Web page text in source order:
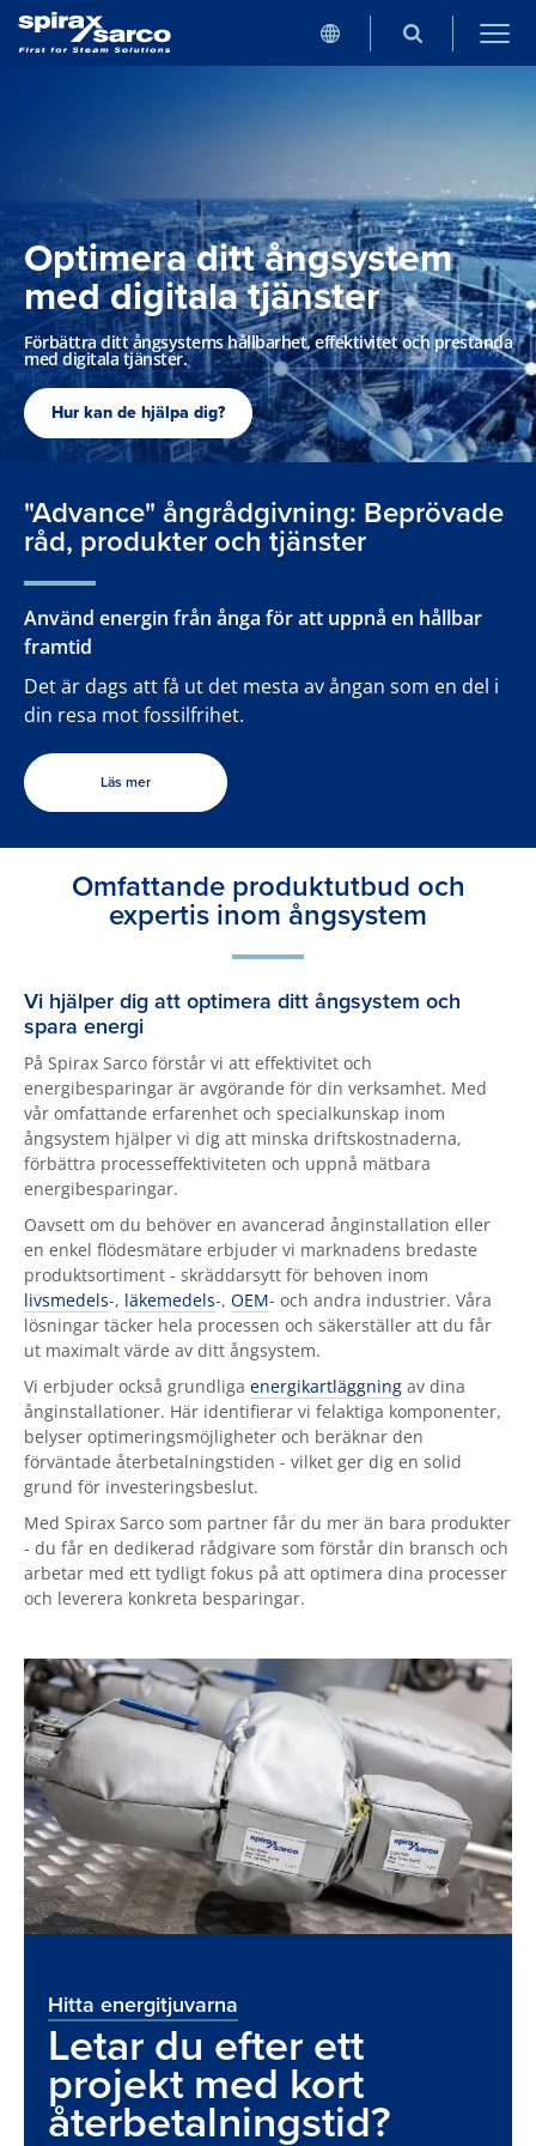
Optimera ditt ångsystem
med digitala tjänster
Förbättra ditt ångsystems hållbarhet, effektivitet och prestanda
med digitala tjänster.
Hur kan de hjälpa dig?
"Advance" ångrådgivning: Beprövade
råd, produkter och tjänster
Använd energin från ånga för att uppnå en hållbar
framtid
Det är dags att få ut det mesta av ångan som en del i
din resa mot fossilfrihet.
Läs mer
Omfattande produktutbud och
expertis inom ångsystem
Vi hjälper dig att optimera ditt ångsystem och
spara energi
På Spirax Sarco förstår vi att effektivitet och
energibesparingar är avgörande för din verksamhet. Med
vår omfattande erfarenhet och specialkunskap inom
ångsystem hjälper vi dig att minska driftskostnaderna,
förbättra processeffektiviteten och uppnå mätbara
energibesparingar.
Oavsett om du behöver en avancerad ånginstallation eller
en enkel flödesmätare erbjuder vi marknadens bredaste
produktsortiment - skräddarsytt för behoven inom
livsmedels-, läkemedels-, OEM- och andra industrier. Våra
lösningar täcker hela processen och säkerställer att du får
ut maximalt värde av ditt ångsystem.
Vi erbjuder också grundliga energikartläggning av dina
ånginstallationer. Här identifierar vi felaktiga komponenter,
belyser optimeringsmöjligheter och beräknar den
förväntade återbetalningstiden - vilket ger dig en solid
grund för investeringsbeslut.
Med Spirax Sarco som partner får du mer än bara produkter
- du får en dedikerad rådgivare som förstår din bransch och
arbetar med ett tydligt fokus på att optimera dina processer
och leverera konkreta besparingar.
Hitta energitjuvarna
Letar du efter ett
projekt med kort
återbetalningstid?